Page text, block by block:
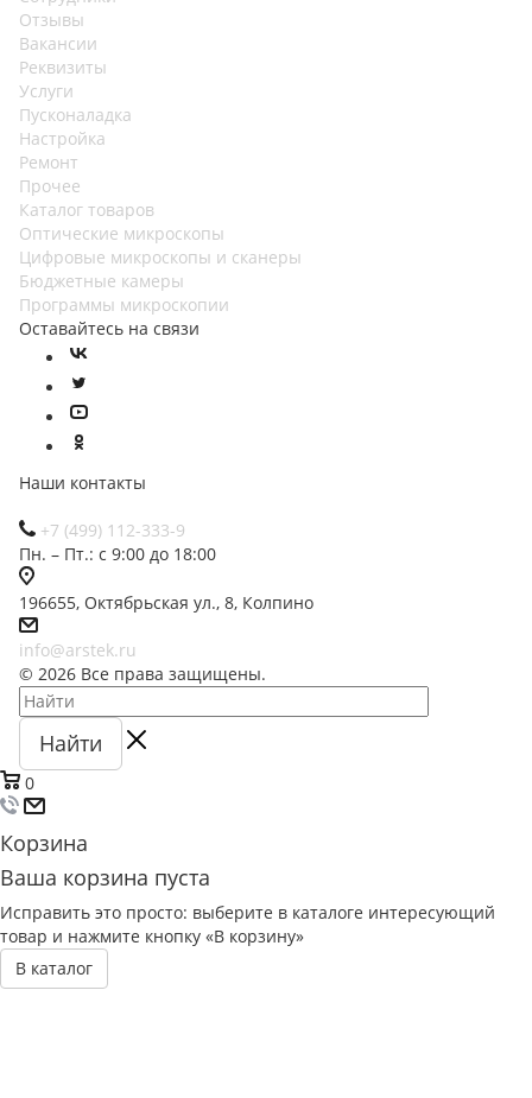
Отзывы
Вакансии
Реквизиты
Услуги
Пусконаладка
Настройка
Ремонт
Прочее
Каталог товаров
Оптические микроскопы
Цифровые микроскопы и сканеры
Бюджетные камеры
Программы микроскопии
Оставайтесь на связи
Наши контакты
+7 (499) 112-333-9
Пн. – Пт.: с 9:00 до 18:00
196655, Октябрьская ул., 8, Колпино
info@arstek.ru
© 2026 Все права защищены.
Найти
0
Корзина
Ваша корзина пуста
Исправить это просто: выберите в каталоге интересующий
товар и нажмите кнопку «В корзину»
В каталог